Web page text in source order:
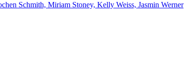
Schmith, Miriam Stoney, Kelly Weiss, Jasmin Werner